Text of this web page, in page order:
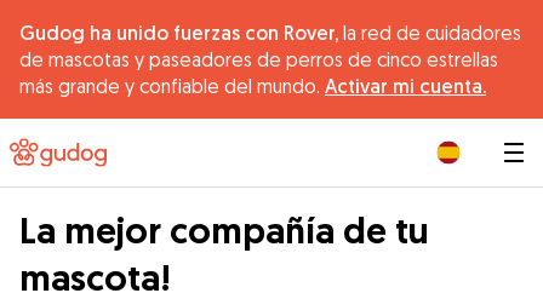
Gudog ha unido fuerzas con Rover, la red de cuidadores
de mascotas y paseadores de perros de cinco estrellas
más grande y confiable del mundo. Activar mi cuenta.
La mejor compañía de tu
mascota!